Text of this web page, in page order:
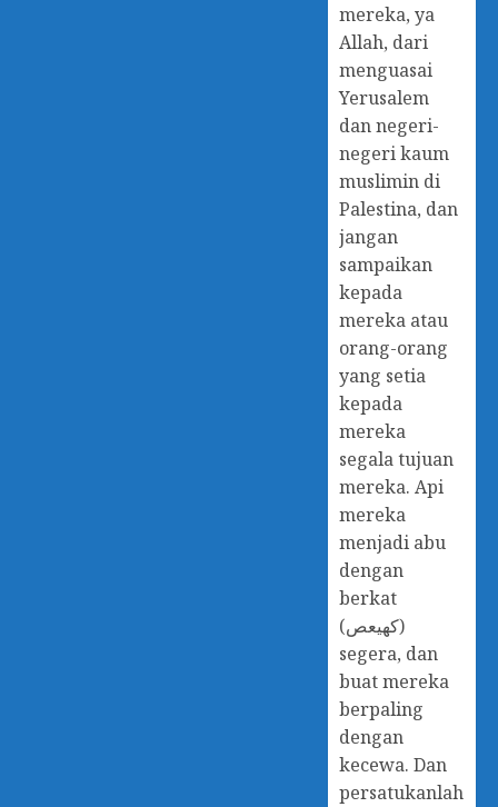
mereka, ya
Allah, dari
menguasai
Yerusalem
dan negeri-
negeri kaum
muslimin di
Palestina, dan
jangan
sampaikan
kepada
mereka atau
orang-orang
yang setia
kepada
mereka
segala tujuan
mereka. Api
mereka
menjadi abu
dengan
berkat
(كهيعص)
segera, dan
buat mereka
berpaling
dengan
kecewa. Dan
persatukanlah